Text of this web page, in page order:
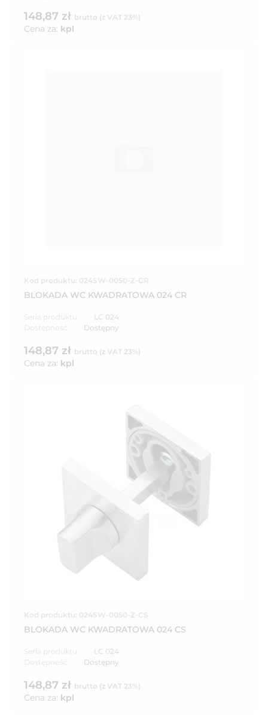
148,87 zł brutto (z VAT 23%)
Cena za: kpl
Kod produktu: 024SW-0050-Z-CR
BLOKADA WC KWADRATOWA 024 CR
Seria produktu:
LC 024
Dostępność:
Dostępny
148,87 zł brutto (z VAT 23%)
Cena za: kpl
Kod produktu: 024SW-0050-Z-CS
BLOKADA WC KWADRATOWA 024 CS
Seria produktu:
LC 024
Dostępność:
Dostępny
148,87 zł brutto (z VAT 23%)
Cena za: kpl